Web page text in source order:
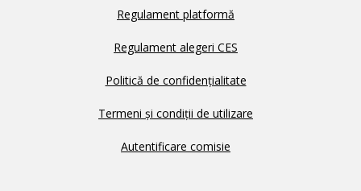
Regulament platformă
Regulament alegeri CES
Politică de confidențialitate
Termeni și condiții de utilizare
Autentificare comisie